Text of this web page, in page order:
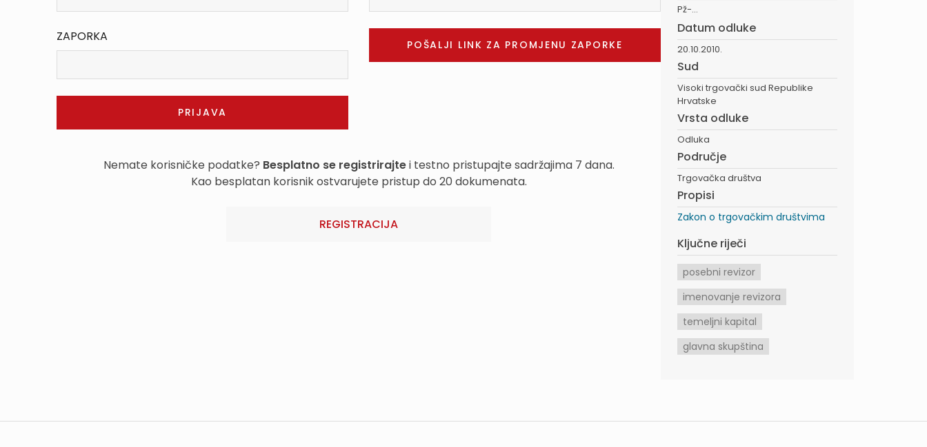
ZAPORKA
Nemate korisničke podatke? Besplatno se registrirajtei testno pristupajte sadržajima 7 dana.
Kao besplatan korisnik ostvarujete pristup do 20 dokumenata.
REGISTRACIJA
Pž-...
Datum odluke
20.10.2010.
Sud
Visoki trgovački sud Republike
Hrvatske
Vrsta odluke
Odluka
Područje
Trgovačka društva
Propisi
Zakon o trgovačkim društvima
Ključne riječi
posebni revizor
imenovanje revizora
temeljni kapital
glavna skupština